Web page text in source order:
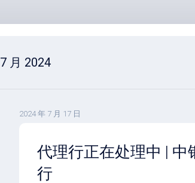
7 月 2024
2024 年 7 月 17 日
代理行正在处理中 | 中
行